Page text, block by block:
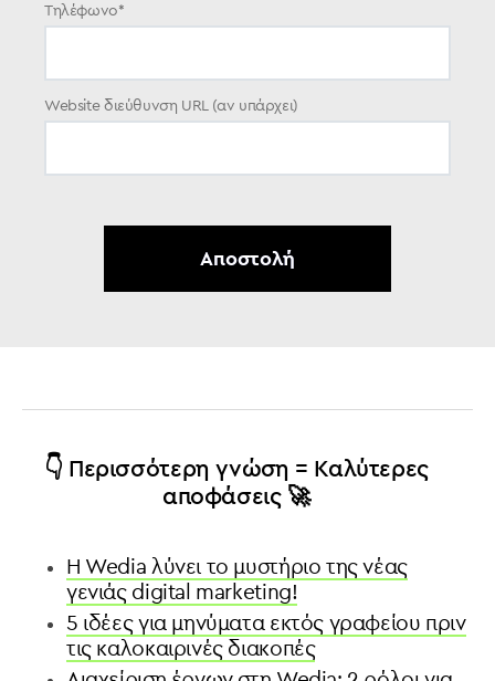
Τηλέφωνο*
Website διεύθυνση URL (αν υπάρχει)
👇 Περισσότερη γνώση = Καλύτερες
αποφάσεις 🚀
H Wedia λύνει το μυστήριο της νέας
γενιάς digital marketing!
5 ιδέες για μηνύματα εκτός γραφείου πριν
τις καλοκαιρινές διακοπές